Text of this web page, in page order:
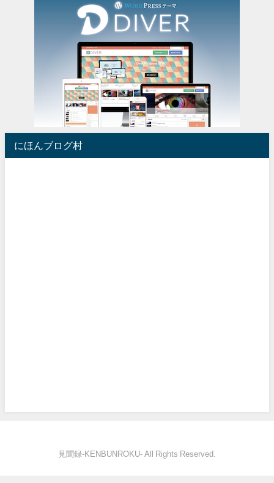
にほんブログ村
見聞録‐KENBUNROKU- All Rights Reserved.